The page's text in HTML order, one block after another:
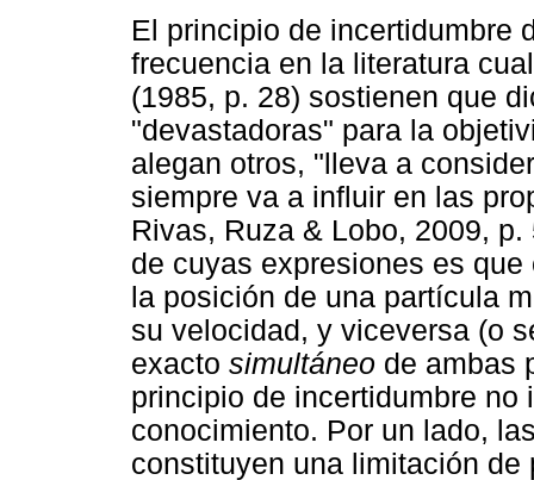
El principio de incertidumbre
frecuencia en la literatura
(1985, p. 28) sostienen que
"devastadoras" para la
alegan otros, "lleva a
siempre va a influir en las
Rivas, Ruza & Lobo, 2009,
de cuyas expresiones es
la posición de una partícula
su velocidad, y viceversa (o
exacto simultáneo de ambas
principio de incertidumbre
conocimiento. Por un lado,
constituyen una limitación